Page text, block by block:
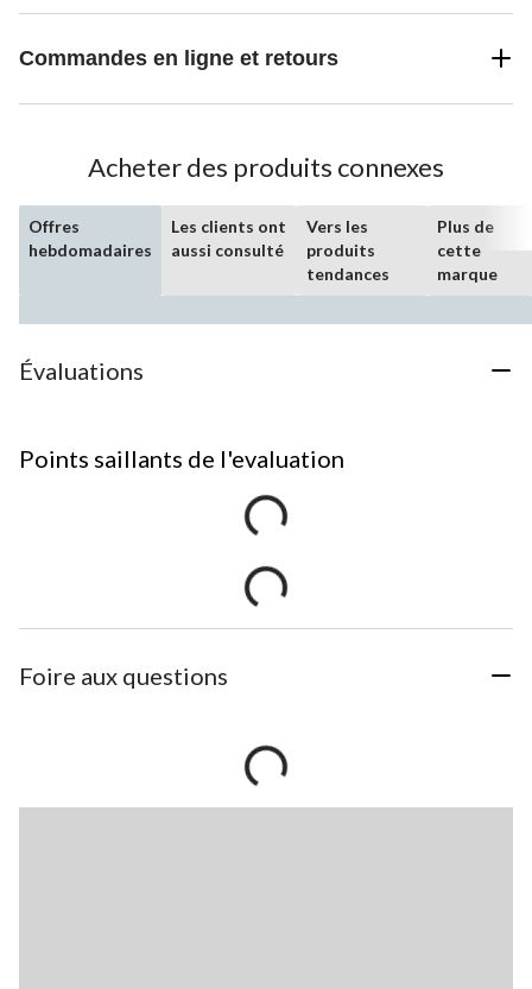
Commandes en ligne et retours
Acheter des produits connexes
Offres
hebdomadaires
Les clients ont
aussi consulté
Vers les
produits
tendances
Plus de
cette
marque
Évaluations
Points saillants de l'evaluation
Foire aux questions